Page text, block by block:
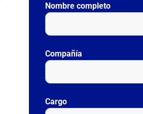
Nombre completo
Compañía
Cargo